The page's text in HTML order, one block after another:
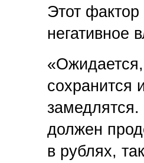
Этот фактор
негативное
сохранится
должен
в рублях,